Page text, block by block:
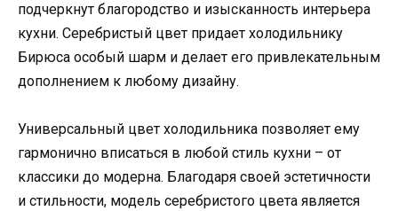
подчеркнут благородство и изысканность интерьера
кухни. Серебристый цвет придает холодильнику
Бирюса особый шарм и делает его привлекательным
дополнением к любому дизайну.
Универсальный цвет холодильника позволяет ему
гармонично вписаться в любой стиль кухни – от
классики до модерна. Благодаря своей эстетичности
и стильности, модель серебристого цвета является